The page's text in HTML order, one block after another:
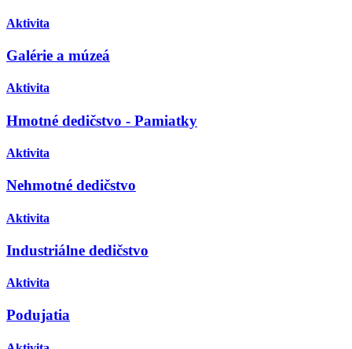
Aktivita
Galérie a múzeá
Aktivita
Hmotné dedičstvo - Pamiatky
Aktivita
Nehmotné dedičstvo
Aktivita
Industriálne dedičstvo
Aktivita
Podujatia